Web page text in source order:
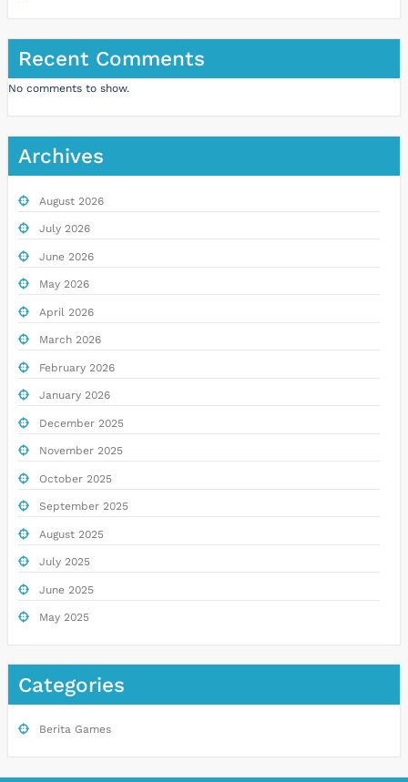
Recent Comments
No comments to show.
Archives
August 2026
July 2026
June 2026
May 2026
April 2026
March 2026
February 2026
January 2026
December 2025
November 2025
October 2025
September 2025
August 2025
July 2025
June 2025
May 2025
Categories
Berita Games